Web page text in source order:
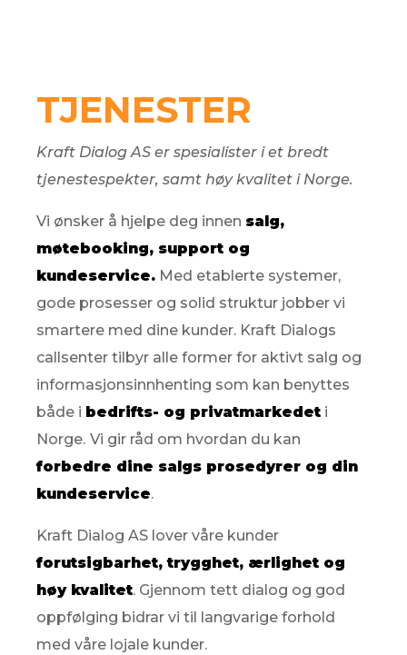
TJENESTER
Kraft Dialog AS er spesialister i et bredt
tjenestespekter, samt høy kvalitet i Norge.
Vi ønsker å hjelpe deg innen salg,
møtebooking, support og
kundeservice. Med etablerte systemer,
gode prosesser og solid struktur jobber vi
smartere med dine kunder. Kraft Dialogs
callsenter tilbyr alle former for aktivt salg og
informasjonsinnhenting som kan benyttes
både i bedrifts- og privatmarkedet i
Norge. Vi gir råd om hvordan du kan
forbedre dine salgs prosedyrer og din
kundeservice.
Kraft Dialog AS lover våre kunder
forutsigbarhet, trygghet, ærlighet og
høy kvalitet. Gjennom tett dialog og god
oppfølging bidrar vi til langvarige forhold
med våre lojale kunder.